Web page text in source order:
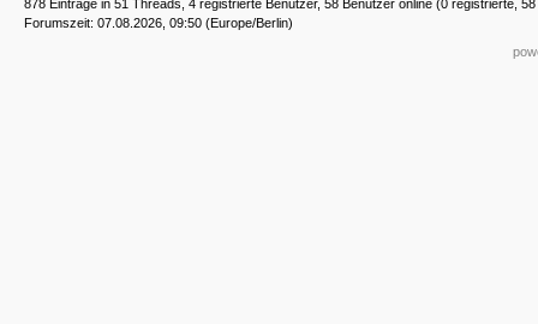
878 Einträge in 51 Threads, 4 registrierte Benutzer, 58 Benutzer online (0 registrierte,
Forumszeit: 07.08.2026, 09:50 (Europe/Berlin)